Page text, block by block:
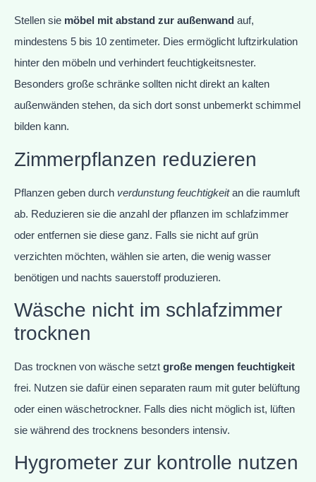
Stellen sie möbel mit abstand zur außenwand auf,
mindestens 5 bis 10 zentimeter. Dies ermöglicht luftzirkulation
hinter den möbeln und verhindert feuchtigkeitsnester.
Besonders große schränke sollten nicht direkt an kalten
außenwänden stehen, da sich dort sonst unbemerkt schimmel
bilden kann.
Zimmerpflanzen reduzieren
Pflanzen geben durch verdunstung feuchtigkeitan die raumluft
ab. Reduzieren sie die anzahl der pflanzen im schlafzimmer
oder entfernen sie diese ganz. Falls sie nicht auf grün
verzichten möchten, wählen sie arten, die wenig wasser
benötigen und nachts sauerstoff produzieren.
Wäsche nicht im schlafzimmer
trocknen
Das trocknen von wäsche setzt große mengen feuchtigkeit
frei. Nutzen sie dafür einen separaten raum mit guter belüftung
oder einen wäschetrockner. Falls dies nicht möglich ist, lüften
sie während des trocknens besonders intensiv.
Hygrometer zur kontrolle nutzen